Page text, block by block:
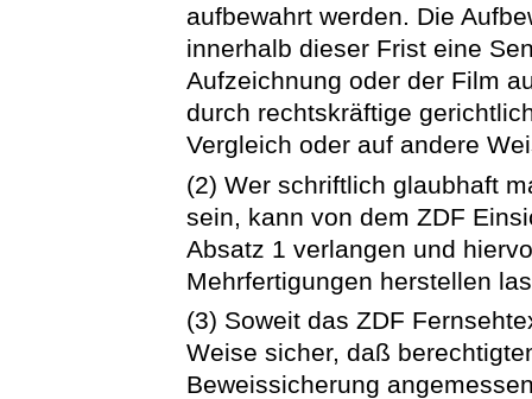
aufbewahrt werden. Die
innerhalb dieser Frist eine
Aufzeichnung oder der Film
durch rechtskräftige
Vergleich oder auf andere
(2) Wer schriftlich glaubhaft
sein, kann von dem ZDF
Absatz 1 verlangen und
Mehrfertigungen herstellen
(3) Soweit das ZDF
Weise sicher, daß
Beweissicherung